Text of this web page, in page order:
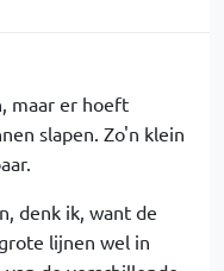
maar er hoeft
slapen. Zo'n klein
denk ik, want de
lijnen wel in